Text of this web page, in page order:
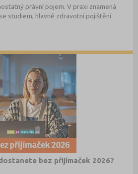
právní pojem. V praxi znamená
studiem, hlavně zdravotní pojištění
bez přijímaček 2026?